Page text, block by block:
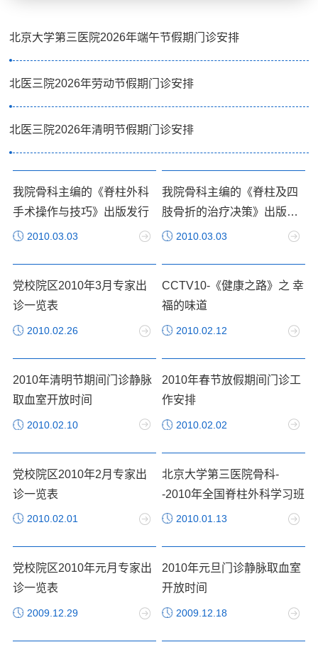
科室心血管内科呼吸与危重症医学科内分泌科消化科神经内科肾脏内科血液内科
康复医学科胸外科妇科产科儿科眼科耳鼻喉科口腔科生殖妇科生殖男科6月21日
北京大学第三医院2026年端午节假期门诊安排
北医三院2026年劳动节假期门诊安排
北医三院2026年清明节假期门诊安排
我院骨科主编的《脊柱外科
手术操作与技巧》出版发行
2010.03.03
我院骨科主编的《脊柱及四
肢骨折的治疗决策》出版发
行 2010.03.03
党校院区2010年3月专家出
诊一览表
2010.02.26
CCTV10-《健康之路》之 幸
福的味道
2010.02.12
2010年清明节期间门诊静脉
取血室开放时间
2010.02.10
2010年春节放假期间门诊工
作安排
2010.02.02
党校院区2010年2月专家出
诊一览表
2010.02.01
北京大学第三医院骨科-
-2010年全国脊柱外科学习班
2010.01.13
党校院区2010年元月专家出
诊一览表
2009.12.29
2010年元旦门诊静脉取血室
开放时间
2009.12.18